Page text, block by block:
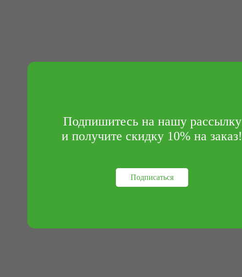
Подпишитесь на нашу рассылку
и получите скидку 10% на заказ!
Подписаться